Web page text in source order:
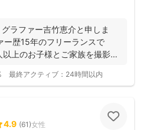
ラファー吉竹恵介と申しま
ー歴15年のフリーランスで
上のお子様とご家族を撮影し
最終アクティブ： 24時間以内
4.9 (61)女性